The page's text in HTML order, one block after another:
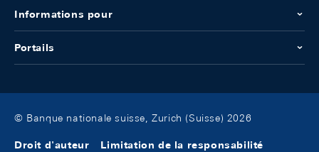
Informations pour
Portails
© Banque nationale suisse, Zurich (Suisse) 2026
Droit d'auteur Limitation de la responsabilité